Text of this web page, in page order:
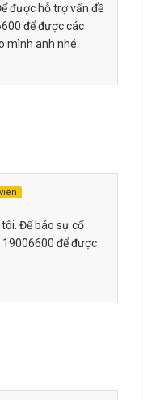
được hỗ trợ vấn đề
để được các
mình anh nhé.
Để báo sự cố
19006600 để được